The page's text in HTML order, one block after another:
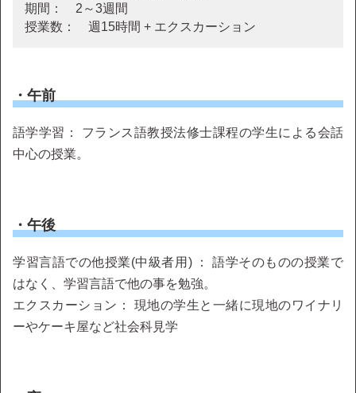
期間： 2～3週間
授業数： 週15時間 + エクスカーション
・午前
語学学習： フランス語教授法修士課程の学生による会話
中心の授業。
・午後
学習言語での他授業(中級者用) ： 語学そのものの授業で
はなく、学習言語で他の事を勉強。
エクスカーション： 現地の学生と一緒に現地のワイナリ
ーやケーキ屋など社会科見学